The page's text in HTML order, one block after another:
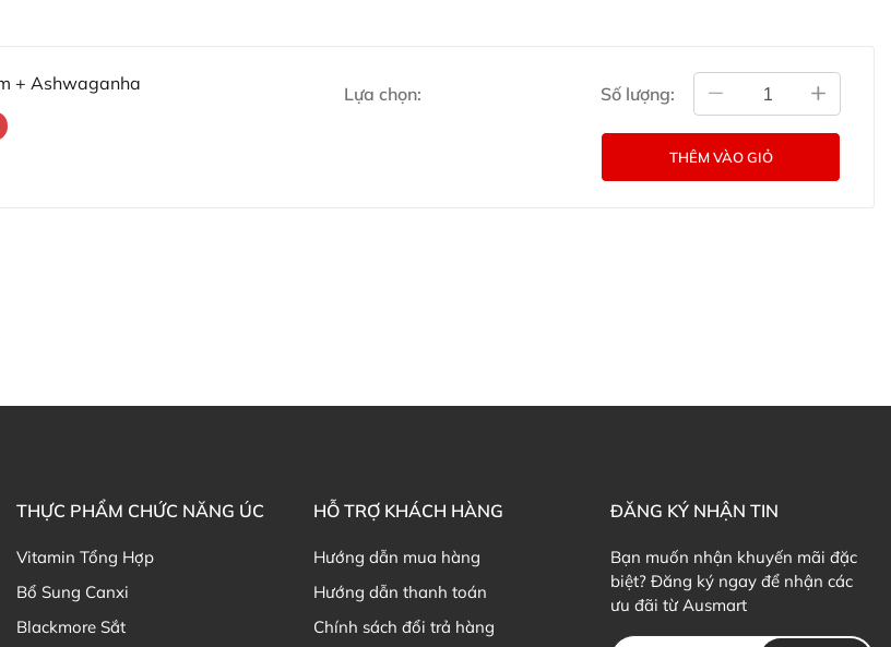
Thông tin Sản phẩm chi tiết bằng Tiếng Anh (Nguồn: Chemist
Warehouse Australia)
Thạc sĩ Điều dưỡng & Cố vấn sản phẩm Lily Huỳnh Đã duyệt nội dung
+ Ashwaganha Lựa chọn: Số lượng:
THÊM VÀO GIỎ
THỰC PHẨM CHỨC NĂNG ÚC
Vitamin Tổng Hợp
Bổ Sung Canxi
Blackmore Sắt
HỖ TRỢ KHÁCH HÀNG
Hướng dẫn mua hàng
Hướng dẫn thanh toán
Chính sách đổi trả hàng
ĐĂNG KÝ NHẬN TIN
Bạn muốn nhận khuyến mãi đặc
biệt? Đăng ký ngay để nhận các
ưu đãi từ Ausmart